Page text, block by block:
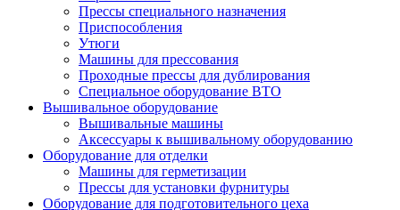
Прессы специального назначения
Приспособления
Утюги
Машины для прессования
Проходные прессы для дублирования
Специальное оборудование ВТО
Вышивальное оборудование
Вышивальные машины
Аксессуары к вышивальному оборудованию
Оборудование для отделки
Машины для герметизации
Прессы для установки фурнитуры
Оборудование для подготовительного цеха